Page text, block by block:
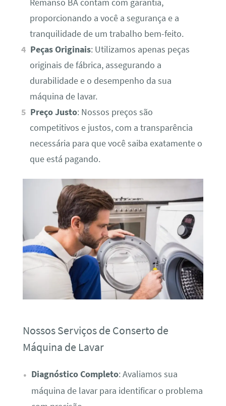
Remanso BA contam com garantia,
proporcionando a você a segurança e a
tranquilidade de um trabalho bem-feito.
Peças Originais: Utilizamos apenas peças
originais de fábrica, assegurando a
durabilidade e o desempenho da sua
máquina de lavar.
Preço Justo: Nossos preços são
competitivos e justos, com a transparência
necessária para que você saiba exatamente o
que está pagando.
Nossos Serviços de Conserto de
Máquina de Lavar
Diagnóstico Completo: Avaliamos sua
máquina de lavar para identificar o problema